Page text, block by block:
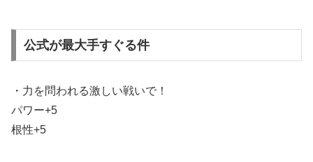
公式が最大手すぐる件
・力を問われる激しい戦いで！
パワー+5
根性+5